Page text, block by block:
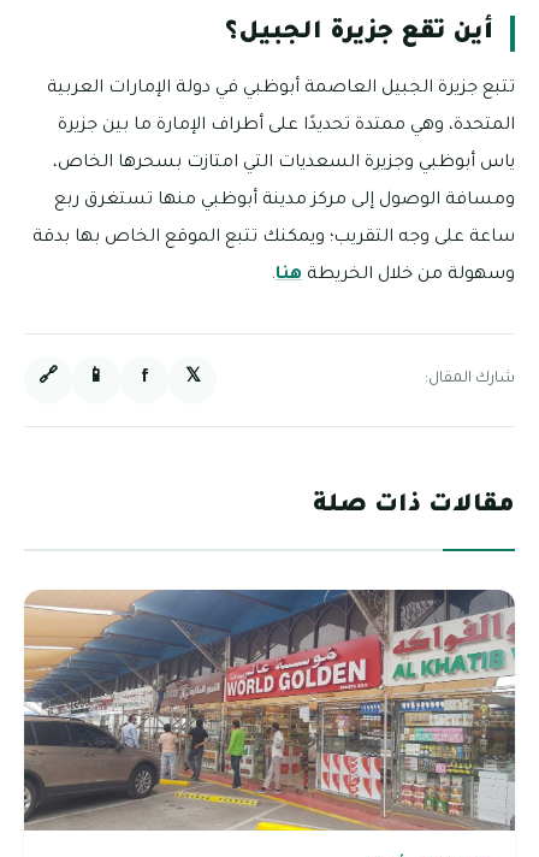
أين تقع جزيرة الجبيل؟
تتبع جزيرة الجبيل العاصمة أبوظبي في دولة الإمارات العربية
المتحدة، وهي ممتدة تحديدًا على أطراف الإمارة ما بين جزيرة
ياس أبوظبي وجزيرة السعديات التي امتازت بسحرها الخاص،
ومسافة الوصول إلى مركز مدينة أبوظبي منها تستغرق ربع
ساعة على وجه التقريب؛ ويمكنك تتبع الموقع الخاص بها بدقة
وسهولة من خلال الخريطة هنا.
شارك المقال: 𝕏
f
📱
🔗
مقالات ذات صلة